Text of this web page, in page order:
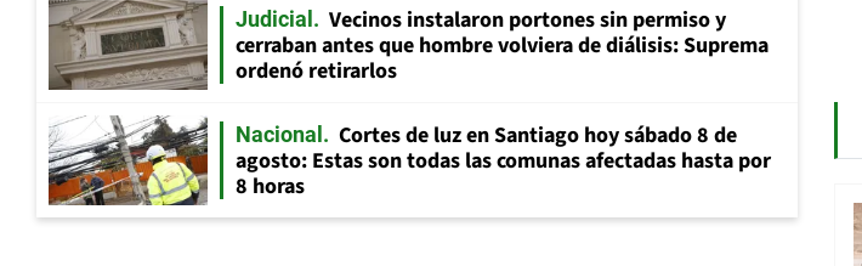
Judicial
Vecinos instalaron portones sin permiso y
cerraban antes que hombre volviera de diálisis: Suprema
ordenó retirarlos
Nacional
Cortes de luz en Santiago hoy sábado 8 de
agosto: Estas son todas las comunas afectadas hasta por
8 horas